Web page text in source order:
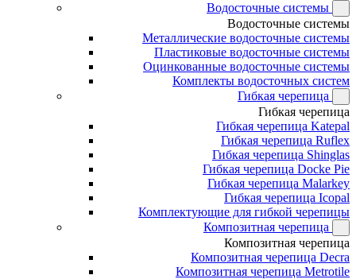
Водосточные системы
Водосточные системы
Металлические водосточные системы
Пластиковые водосточные системы
Оцинкованные водосточные системы
Комплекты водосточных систем
Гибкая черепица
Гибкая черепица
Гибкая черепица Katepal
Гибкая черепица Ruflex
Гибкая черепица Shinglas
Гибкая черепица Docke Pie
Гибкая черепица Malarkey
Гибкая черепица Icopal
Комплектующие для гибкой черепицы
Композитная черепица
Композитная черепица
Композитная черепица Decra
Композитная черепица Metrotile